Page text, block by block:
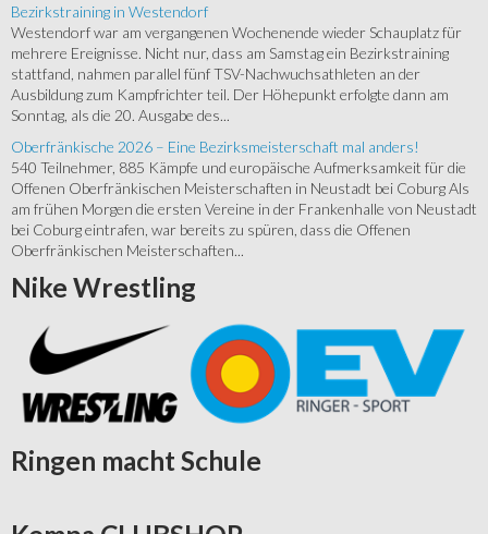
Bezirkstraining in Westendorf
Westendorf war am vergangenen Wochenende wieder Schauplatz für
mehrere Ereignisse. Nicht nur, dass am Samstag ein Bezirkstraining
stattfand, nahmen parallel fünf TSV-Nachwuchsathleten an der
Ausbildung zum Kampfrichter teil. Der Höhepunkt erfolgte dann am
Sonntag, als die 20. Ausgabe des...
Oberfränkische 2026 – Eine Bezirksmeisterschaft mal anders!
540 Teilnehmer, 885 Kämpfe und europäische Aufmerksamkeit für die
Offenen Oberfränkischen Meisterschaften in Neustadt bei Coburg Als
am frühen Morgen die ersten Vereine in der Frankenhalle von Neustadt
bei Coburg eintrafen, war bereits zu spüren, dass die Offenen
Oberfränkischen Meisterschaften...
Nike Wrestling
Ringen macht Schule